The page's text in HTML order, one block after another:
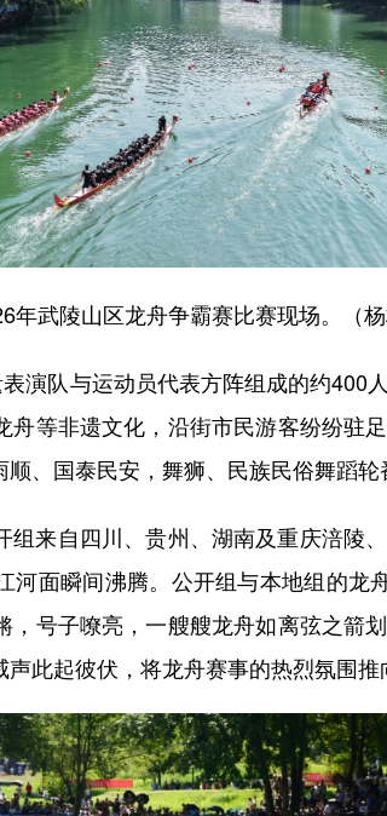
年武陵山区龙舟争霸赛比赛现场。（杨
队与运动员代表方阵组成的约400
等非遗文化，沿街市民游客纷纷驻
、国泰民安，舞狮、民族民俗舞蹈轮
来自四川、贵州、湖南及重庆涪陵
河面瞬间沸腾。公开组与本地组的龙
号子嘹亮，一艘艘龙舟如离弦之箭
此起彼伏，将龙舟赛事的热烈氛围推